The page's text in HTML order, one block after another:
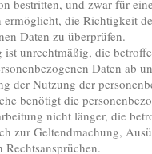
bestritten, und zwar für
ermöglicht, die Richtigkeit
Daten zu überprüfen.
unrechtmäßig, die
Daten ab
der Nutzung der
benötigt die
nicht länger, die
zur Geltendmachung,